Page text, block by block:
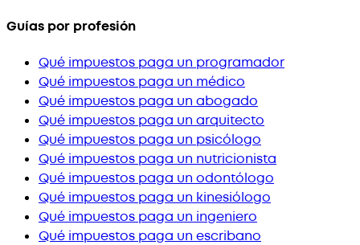
Guías por profesión
Qué impuestos paga un programador
Qué impuestos paga un médico
Qué impuestos paga un abogado
Qué impuestos paga un arquitecto
Qué impuestos paga un psicólogo
Qué impuestos paga un nutricionista
Qué impuestos paga un odontólogo
Qué impuestos paga un kinesiólogo
Qué impuestos paga un ingeniero
Qué impuestos paga un escribano